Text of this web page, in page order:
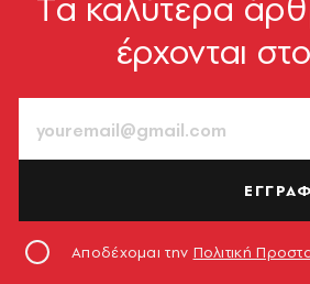
και Δημοσιογραφία
έρχονται
Αποδέχομαι την Πολιτική